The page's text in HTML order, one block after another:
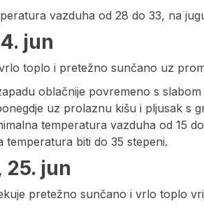
vazduha od 28 do 33, na
jun
toplo i pretežno sunčano uz
oblačnije povremeno s
uz prolaznu kišu i pljusak s
temperatura vazduha od 15
temperatura biti do 35 stepeni.
jun
pretežno sunčano i vrlo toplo